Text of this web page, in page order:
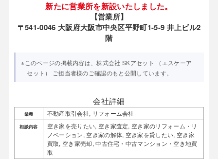
新たに営業所を新設いたしました。
【営業所】
〒541-0046 大阪府大阪市中央区平野町1-5-9 井上ビル2
階
※このページの掲載内容は、株式会社 SKアセット （エスケーア
セット） ご担当者様のご確認のもと公開しています。
会社詳細
業種 不動産取引会社, リフォーム会社
相談内容
空き家を売りたい, 空き家査定, 空き家のリフォーム・リ
ノベーション, 空き家の解体, 空き家を貸したい, 空き家
買取, 空き家売却, 中古住宅・中古マンション・空き地買
取